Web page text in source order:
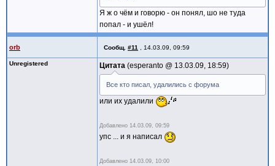
Я ж о чём и говорю - он понял, шо не туда
попал - и ушёл!
orb Сообщ. #11 14.03.09, 09:59
Unregistered Цитата esperanto @ 13.03.09, 18:59
Все кто писал, удалились с форума
или их удалили
Добавлено 14.03.09, 09:59
упс ... и я написал
Добавлено 14.03.09, 10:00